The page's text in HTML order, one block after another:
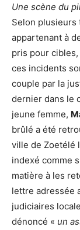
Une scène du
Selon plusieurs
appartenant à
pris pour cibles,
ces incidents
couple par la
dernier dans le
jeune femme,
brûlé a été
ville de Zoetélé
indexé comme
matière à les
lettre adressée
judiciaires
dénoncé « un